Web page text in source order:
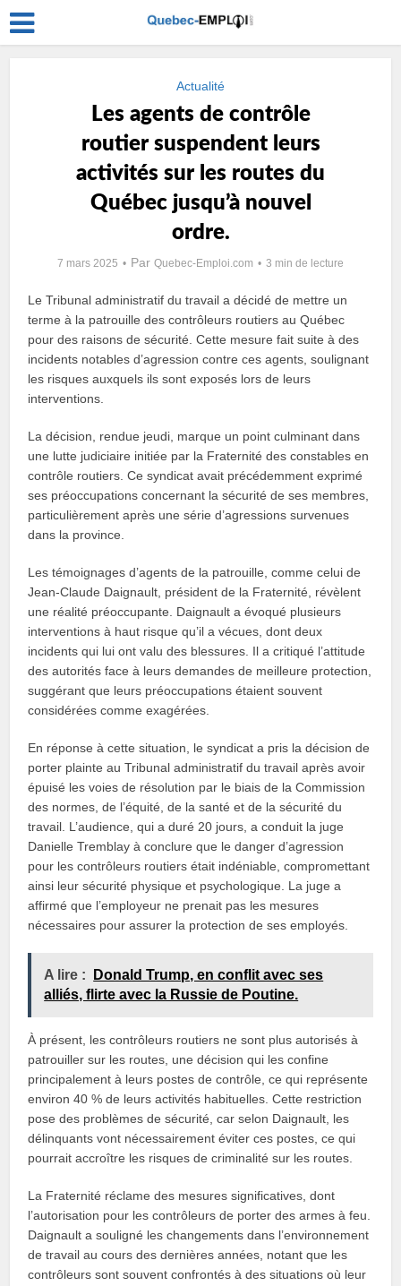
Actualité
Les agents de contrôle
routier suspendent leurs
activités sur les routes du
Québec jusqu’à nouvel
ordre.
7 mars 2025 Par Quebec-Emploi.com 3 min de lecture
Le Tribunal administratif du travail a décidé de mettre un
terme à la patrouille des contrôleurs routiers au Québec
pour des raisons de sécurité. Cette mesure fait suite à des
incidents notables d’agression contre ces agents, soulignant
les risques auxquels ils sont exposés lors de leurs
interventions.
La décision, rendue jeudi, marque un point culminant dans
une lutte judiciaire initiée par la Fraternité des constables en
contrôle routiers. Ce syndicat avait précédemment exprimé
ses préoccupations concernant la sécurité de ses membres,
particulièrement après une série d’agressions survenues
dans la province.
Les témoignages d’agents de la patrouille, comme celui de
Jean-Claude Daignault, président de la Fraternité, révèlent
une réalité préoccupante. Daignault a évoqué plusieurs
interventions à haut risque qu’il a vécues, dont deux
incidents qui lui ont valu des blessures. Il a critiqué l’attitude
des autorités face à leurs demandes de meilleure protection,
suggérant que leurs préoccupations étaient souvent
considérées comme exagérées.
En réponse à cette situation, le syndicat a pris la décision de
porter plainte au Tribunal administratif du travail après avoir
épuisé les voies de résolution par le biais de la Commission
des normes, de l’équité, de la santé et de la sécurité du
travail. L’audience, qui a duré 20 jours, a conduit la juge
Danielle Tremblay à conclure que le danger d’agression
pour les contrôleurs routiers était indéniable, compromettant
ainsi leur sécurité physique et psychologique. La juge a
affirmé que l’employeur ne prenait pas les mesures
nécessaires pour assurer la protection de ses employés.
A lire :
Donald Trump, en conflit avec ses
alliés, flirte avec la Russie de Poutine.
À présent, les contrôleurs routiers ne sont plus autorisés à
patrouiller sur les routes, une décision qui les confine
principalement à leurs postes de contrôle, ce qui représente
environ 40 % de leurs activités habituelles. Cette restriction
pose des problèmes de sécurité, car selon Daignault, les
délinquants vont nécessairement éviter ces postes, ce qui
pourrait accroître les risques de criminalité sur les routes.
La Fraternité réclame des mesures significatives, dont
l’autorisation pour les contrôleurs de porter des armes à feu.
Daignault a souligné les changements dans l’environnement
de travail au cours des dernières années, notant que les
contrôleurs sont souvent confrontés à des situations où leur